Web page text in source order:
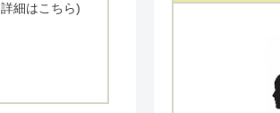
詳細はこちら)